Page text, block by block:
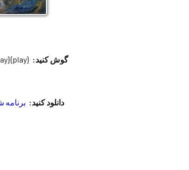
گوش کنید: {play}images/stories/radio/10/molana.mp3{/play}
دانلود کنید: برنامه شماره 10 رادیو